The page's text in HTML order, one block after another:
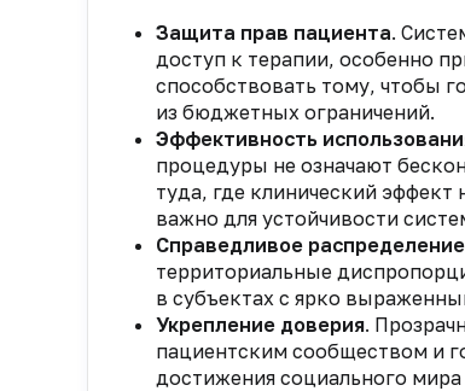
Защита прав пациента.
доступ к терапии, особенно
способствовать тому, чтобы
из бюджетных ограничений.
Эффективность
процедуры не означают
туда, где клинический
важно для устойчивости
Справедливое распределение
территориальные
в субъектах с ярко
Укрепление доверия.
пациентским сообществом и
достижения социального